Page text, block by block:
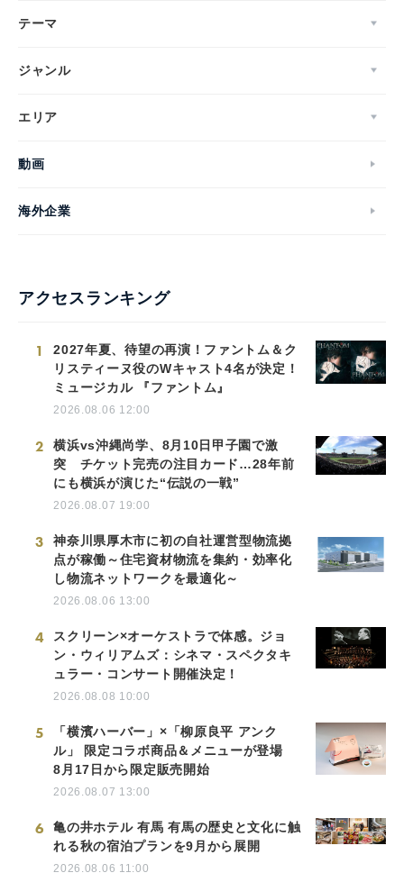
テーマ
ジャンル
エリア
動画
海外企業
アクセスランキング
1
2027年夏、待望の再演！ファントム＆ク
リスティーヌ役のWキャスト4名が決定！
ミュージカル 『ファントム』
2026.08.06 12:00
2
横浜vs沖縄尚学、8月10日甲子園で激
突 チケット完売の注目カード…28年前
にも横浜が演じた“伝説の一戦”
2026.08.07 19:00
3
神奈川県厚木市に初の自社運営型物流拠
点が稼働～住宅資材物流を集約・効率化
し物流ネットワークを最適化～
2026.08.06 13:00
4
スクリーン×オーケストラで体感。ジョ
ン・ウィリアムズ：シネマ・スペクタキ
ュラー・コンサート開催決定！
2026.08.08 10:00
5
「横濱ハーバー」×「柳原良平 アンク
ル」 限定コラボ商品＆メニューが登場
8月17日から限定販売開始
2026.08.07 13:00
6
亀の井ホテル 有馬 有馬の歴史と文化に触
れる秋の宿泊プランを9月から展開
2026.08.06 11:00